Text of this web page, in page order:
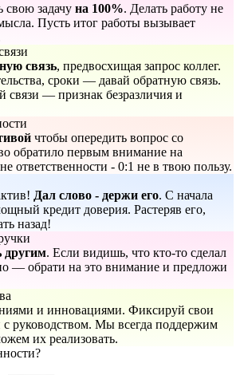
свою задачу на 100%. Делать работу не
Пусть итог работы вызывает
связь, предвосхищая запрос коллег.
сроки — давай обратную связь.
связи — признак безразличия и
чтобы опередить вопрос со
обратило первым внимание на
ответственности - 0:1 не в твою пользу.
Дал слово - держи его. С начала
кредит доверия. Растеряв его,
назад!
другим. Если видишь, что кто-то сделал
— обрати на это внимание и предложи
и инновациями. Фиксируй свои
руководством. Мы всегда поддержим
их реализовать.